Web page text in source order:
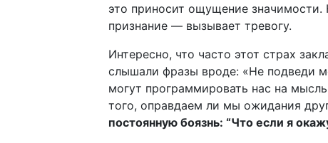
это приносит ощущение значимости.
признание — вызывает тревогу.
Интересно, что часто этот страх
слышали фразы вроде: «Не подведи
могут программировать нас на
того, оправдаем ли мы ожидания
постоянную боязнь: “Что если я